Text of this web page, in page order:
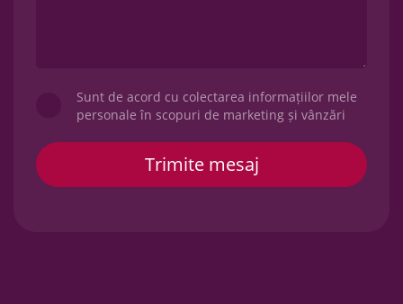
Sunt de acord cu colectarea informațiilor mele
personale în scopuri de marketing și vânzări